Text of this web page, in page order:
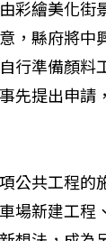
彩繪美化街
，縣府將中
行準備顏
先提出申
公共工程
場新建工程